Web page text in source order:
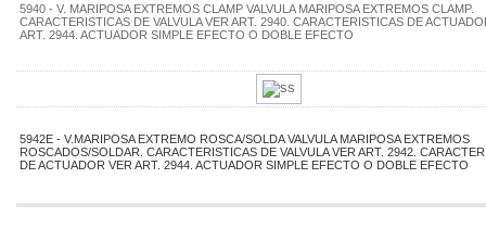
5940 - V. MARIPOSA EXTREMOS CLAMP VALVULA MARIPOSA EXTREMOS CLAMP.
CARACTERISTICAS DE VALVULA VER ART. 2940. CARACTERISTICAS DE
ART. 2944. ACTUADOR SIMPLE EFECTO O DOBLE EFECTO
5942E - V.MARIPOSA EXTREMO ROSCA/SOLDA VALVULA MARIPOSA EXTREMOS
ROSCADOS/SOLDAR. CARACTERISTICAS DE VALVULA VER ART. 2942.
DE ACTUADOR VER ART. 2944. ACTUADOR SIMPLE EFECTO O DOBLE EFECTO